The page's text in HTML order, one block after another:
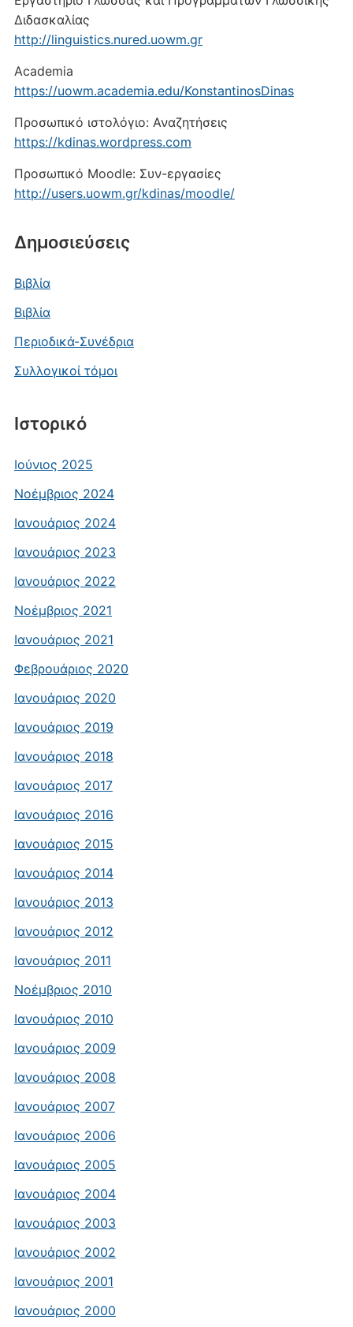
Διδασκαλίας
http://linguistics.nured.uowm.gr
Academia
https://uowm.academia.edu/KonstantinosDinas
Προσωπικό ιστολόγιο: Αναζητήσεις
https://kdinas.wordpress.com
Προσωπικό Moodle: Συν-εργασίες
http://users.uowm.gr/kdinas/moodle/
Δημοσιεύσεις
Βιβλία
Βιβλία
Περιοδικά-Συνέδρια
Συλλογικοί τόμοι
Ιστορικό
Ιούνιος 2025
Νοέμβριος 2024
Ιανουάριος 2024
Ιανουάριος 2023
Ιανουάριος 2022
Νοέμβριος 2021
Ιανουάριος 2021
Φεβρουάριος 2020
Ιανουάριος 2020
Ιανουάριος 2019
Ιανουάριος 2018
Ιανουάριος 2017
Ιανουάριος 2016
Ιανουάριος 2015
Ιανουάριος 2014
Ιανουάριος 2013
Ιανουάριος 2012
Ιανουάριος 2011
Νοέμβριος 2010
Ιανουάριος 2010
Ιανουάριος 2009
Ιανουάριος 2008
Ιανουάριος 2007
Ιανουάριος 2006
Ιανουάριος 2005
Ιανουάριος 2004
Ιανουάριος 2003
Ιανουάριος 2002
Ιανουάριος 2001
Ιανουάριος 2000